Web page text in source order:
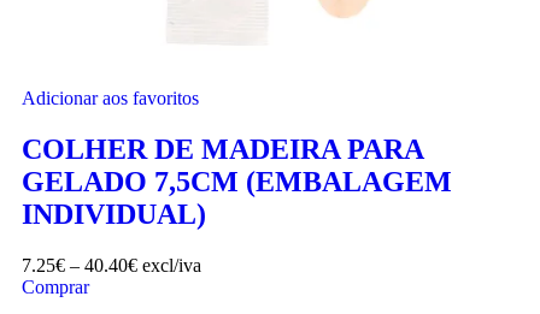
Adicionar aos favoritos
COLHER DE MADEIRA PARA
GELADO 7,5CM (EMBALAGEM
INDIVIDUAL)
7.25€ – 40.40€ excl/iva
Comprar